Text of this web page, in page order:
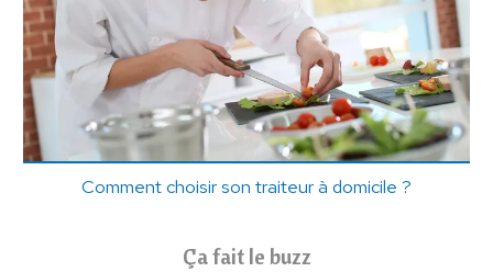
Comment choisir son traiteur à domicile ?
Ça fait le buzz